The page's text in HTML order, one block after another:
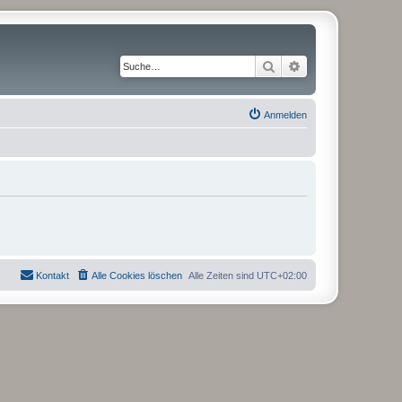
Suche
Anmelden
Alle Zeiten sind UTC+02:00
Alle Cookies löschen
Kontakt